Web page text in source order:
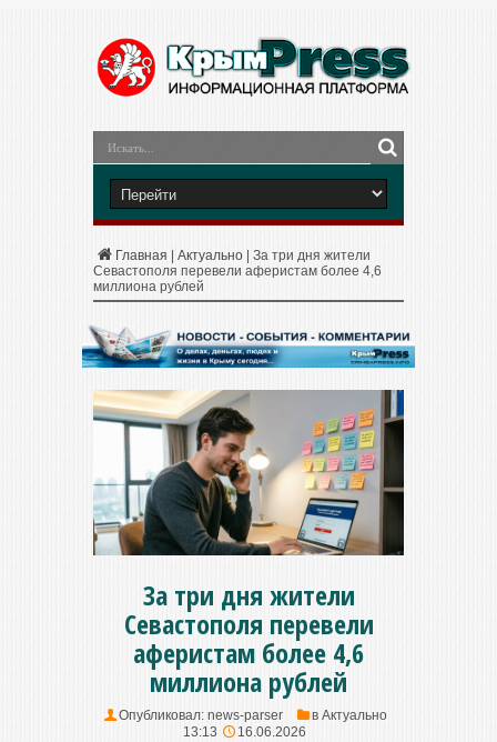
Главная Актуально
За три дня жители
Севастополя перевели аферистам более 4,6
миллиона рублей
За три дня жители
Севастополя перевели
аферистам более 4,6
миллиона рублей
Опубликовал: news-parser в Актуально
13:13
16.06.2026